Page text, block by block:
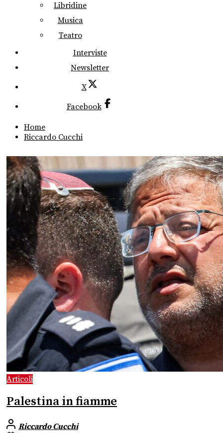
Libridine
Musica
Teatro
Interviste
Newsletter
X
Facebook
Home
Riccardo Cucchi
Articoli
Palestina in fiamme
Riccardo Cucchi